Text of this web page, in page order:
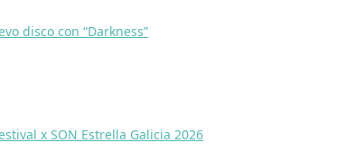
disco con “Darkness”
x SON Estrella Galicia 2026